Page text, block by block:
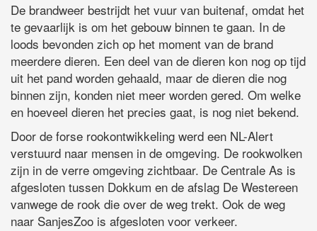
De brandweer bestrijdt het vuur van buitenaf, omdat het
te gevaarlijk is om het gebouw binnen te gaan. In de
loods bevonden zich op het moment van de brand
meerdere dieren. Een deel van de dieren kon nog op tijd
uit het pand worden gehaald, maar de dieren die nog
binnen zijn, konden niet meer worden gered. Om welke
en hoeveel dieren het precies gaat, is nog niet bekend.
Door de forse rookontwikkeling werd een NL-Alert
verstuurd naar mensen in de omgeving. De rookwolken
zijn in de verre omgeving zichtbaar. De Centrale As is
afgesloten tussen Dokkum en de afslag De Westereen
vanwege de rook die over de weg trekt. Ook de weg
naar SanjesZoo is afgesloten voor verkeer.